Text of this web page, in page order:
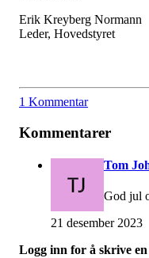
Erik Kreyberg Normann
Leder, Hovedstyret
1 Kommentar
Kommentarer
Tom
God jul
21 desember 2023
Logg inn for å skrive